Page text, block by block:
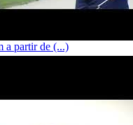
a partir de (...)